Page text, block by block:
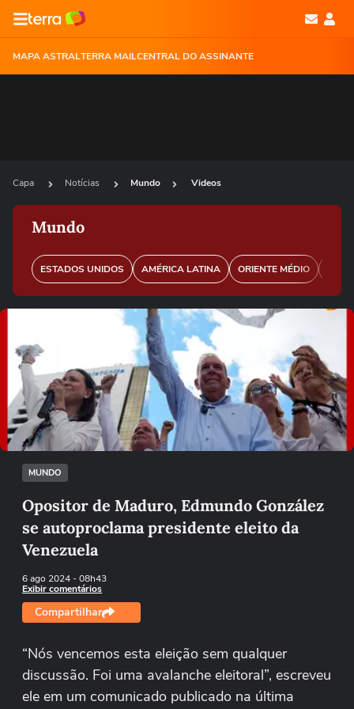
MAPA ASTRALTERRA MAILCENTRAL DO ASSINANTE
Capa Notícias Mundo Videos
Mundo
ESTADOS UNIDOS AMÉRICA LATINA ORIENTE MÉDIO
Não foi possível reproduzir o vídeo
Tentar novamente
MUNDO
Opositor de Maduro, Edmundo González
se autoproclama presidente eleito da
Venezuela
6 ago 2024- 08h43
Exibir comentários
Compartilhar
“Nós vencemos esta eleição sem qualquer
discussão. Foi uma avalanche eleitoral”, escreveu
ele em um comunicado publicado na última